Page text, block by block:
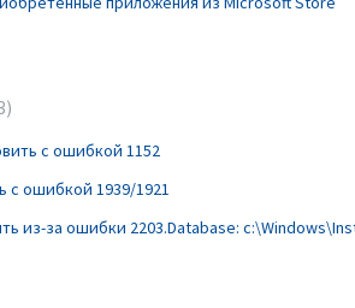
с ошибкой 1152
с ошибкой 1939/1921